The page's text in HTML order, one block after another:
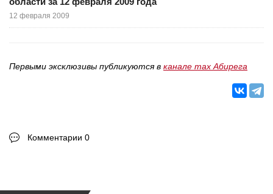
12 февраля 2009
Первыми эксклюзивы публикуются в канале max Абирега
Комментарии 0